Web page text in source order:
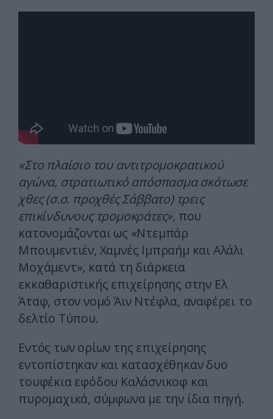
«Στο πλαίσιο του αντιτρομοκρατικού
αγώνα, στρατιωτικό απόσπασμα σκότωσε
χθες (σ.σ. προχθές Σάββατο) τρεις
επικίνδυνους τρομοκράτες», που
κατονομάζονται ως «Ντεμπάρ
Μπουμεντιέν, Χαμνές Ιμπραήμ και Αλάλι
Μοχάμεντ», κατά τη διάρκεια
εκκαθαριστικής επιχείρησης στην Ελ
Άταφ, στον νομό Άιν Ντέφλα, αναφέρει το
δελτίο Τύπου.
Εντός των ορίων της επιχείρησης
εντοπίστηκαν και κατασχέθηκαν δυο
τουφέκια εφόδου Καλάσνικοφ και
πυρομαχικά, σύμφωνα με την ίδια πηγή.